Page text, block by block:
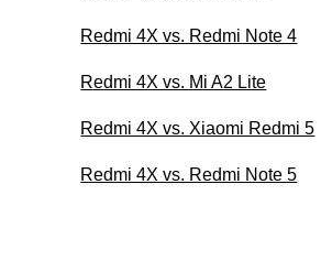
Redmi 4X vs. Redmi Note 4
Redmi 4X vs. Mi A2 Lite
Redmi 4X vs. Xiaomi Redmi 5
Redmi 4X vs. Redmi Note 5